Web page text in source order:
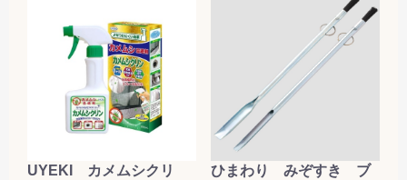
UYEKI カメムシクリ
ひまわり みぞすき ブ